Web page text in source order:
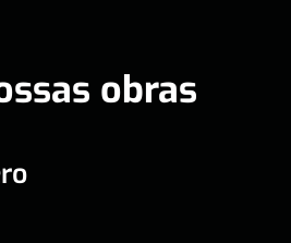
obras